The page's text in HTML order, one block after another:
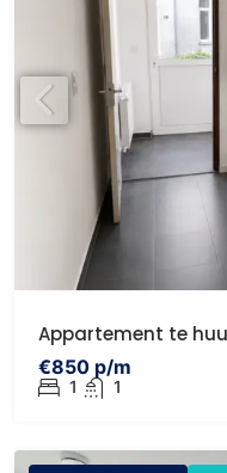
Appartement te
€850 p/m
1 1